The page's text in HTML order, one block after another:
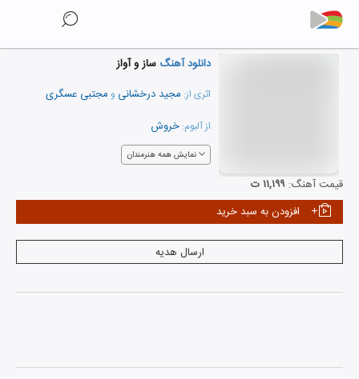
دانلود آهنگ ساز و آواز
اثری از: مجید درخشانی و مجتبی عسگری
از آلبوم: خروش
نمایش همه هنرمندان
قیمت آهنگ: ۱۱,۱۹۹ ت
افزودن به سبد خرید
ارسال هدیه